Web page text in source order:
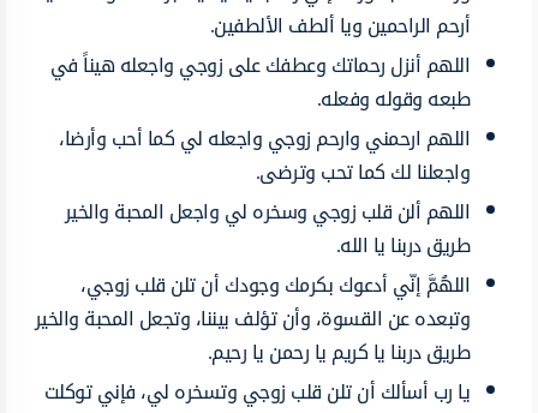
أرحم الراحمين ويا ألطف الألطفين.
اللهم أنزل رحماتك وعطفك على زوجي واجعله هيناً في
طبعه وقوله وفعله.
اللهم ارحمني وارحم زوجي واجعله لي كما أحب وأرضا،
واجعلنا لك كما تحب وترضى.
اللهم ألن قلب زوجي وسخره لي واجعل المحبة والخير
طريق دربنا يا الله.
اللهُمَّ إنّي أدعوك بكرمك وجودك أن تلن قلب زوجي،
وتبعده عن القسوة، وأن تؤلف بيننا، وتجعل المحبة والخير
طريق دربنا يا كريم يا رحمن يا رحيم.
يا رب أسألك أن تلن قلب زوجي وتسخره لي، فإني توكلت